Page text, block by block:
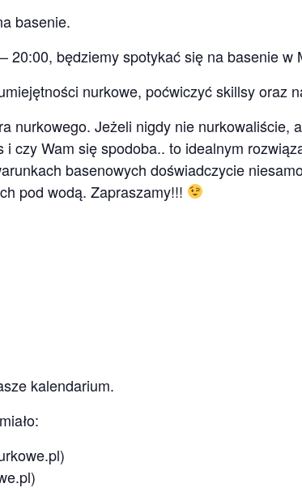
basenie.
20:00, będziemy spotykać się na basenie w
nurkowe, poćwiczyć skillsy oraz
nurkowego. Jeżeli nigdy nie nurkowaliście,
czy Wam się spodoba.. to idealnym
basenowych doświadczycie
pod wodą. Zapraszamy!!!
kalendarium.